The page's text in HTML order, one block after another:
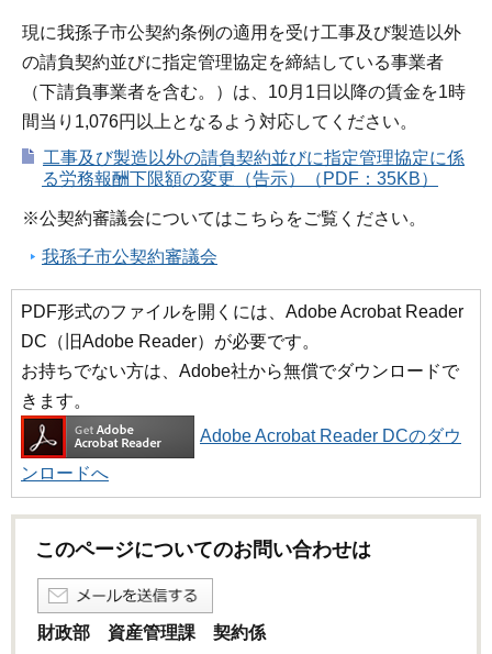
現に我孫子市公契約条例の適用を受け工事及び製造以外
の請負契約並びに指定管理協定を締結している事業者
（下請負事業者を含む。）は、10月1日以降の賃金を1時
間当り1,076円以上となるよう対応してください。
工事及び製造以外の請負契約並びに指定管理協定に係
る労務報酬下限額の変更（告示）（PDF：35KB）
※公契約審議会についてはこちらをご覧ください。
我孫子市公契約審議会
PDF形式のファイルを開くには、Adobe Acrobat Reader
DC（旧Adobe Reader）が必要です。
お持ちでない方は、Adobe社から無償でダウンロードで
きます。
Adobe Acrobat Reader DCのダウ
ンロードへ
このページについてのお問い合わせは
財政部 資産管理課 契約係